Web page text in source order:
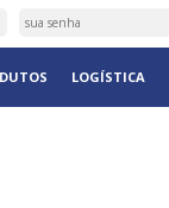
LOGÍSTICA